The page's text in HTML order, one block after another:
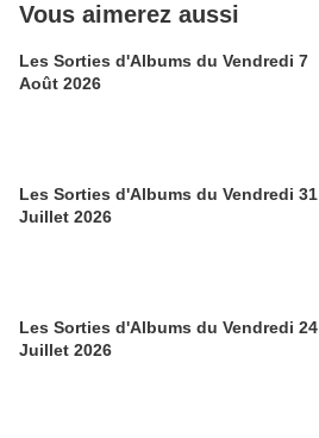
Vous aimerez aussi
Les Sorties d'Albums du Vendredi 7
Août 2026
Les Sorties d'Albums du Vendredi 31
Juillet 2026
Les Sorties d'Albums du Vendredi 24
Juillet 2026